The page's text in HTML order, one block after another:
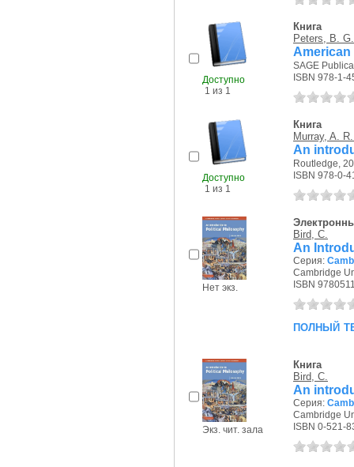
Доступно
1 из 1
Книга
Peters, B. G.
SAGE
ISBN 978-1-
Доступно
1 из 1
Книга
Murray, A.
An
Routledge,
ISBN 978-0-
Нет экз.
Bird, C.
An
Серия:
Cambridge
ISBN
полный
Экз. чит. зала
Книга
Bird, C.
An
Серия:
Cambridge
ISBN 0-521-